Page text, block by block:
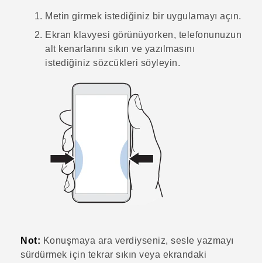
Metin girmek istediğiniz bir uygulamayı açın.
Ekran klavyesi görünüyorken, telefonunuzun
alt kenarlarını sıkın ve yazılmasını
istediğiniz sözcükleri söyleyin.
Not: Konuşmaya ara verdiyseniz, sesle yazmayı
sürdürmek için tekrar sıkın veya ekrandaki